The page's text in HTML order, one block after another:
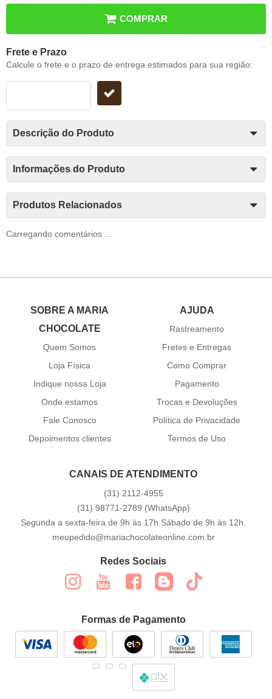
COMPRAR
Frete e Prazo
Calcule o frete e o prazo de entrega estimados para sua região:
Descrição do Produto
Informações do Produto
Produtos Relacionados
Carregando comentários ...
SOBRE A MARIA
CHOCOLATE
Quem Somos
Loja Física
Indique nossa Loja
Onde estamos
Fale Conosco
Depoimentos clientes
AJUDA
Rastreamento
Fretes e Entregas
Como Comprar
Pagamento
Trocas e Devoluções
Política de Privacidade
Termos de Uso
CANAIS DE ATENDIMENTO
(31) 2112-4955
(31) 98771-2789 (WhatsApp)
Segunda a sexta-feira de 9h às 17h.Sábado de 9h às 12h.
meupedido@mariachocolateonline.com.br
Redes Sociais
Formas de Pagamento